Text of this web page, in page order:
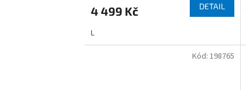
4 499 Kč DETAIL
L
Kód: 198765